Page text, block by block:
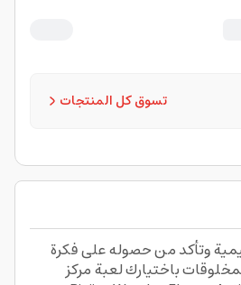
تسوق كل المنتجات
وتأكد من حصوله على فكرة
باختيارك لعبة مركز